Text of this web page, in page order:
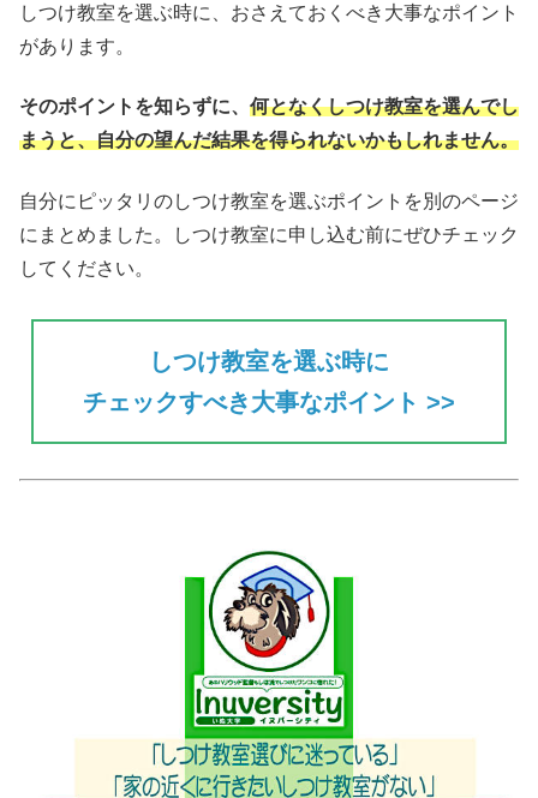
しつけ教室を選ぶ時に、おさえておくべき大事なポイント
があります。
そのポイントを知らずに、 何となくしつけ教室を選んでし
まうと、自分の望んだ結果を得られないかもしれません。
自分にピッタリのしつけ教室を選ぶポイントを別のページ
にまとめました。しつけ教室に申し込む前にぜひチェック
してください。
しつけ教室を選ぶ時に
チェックすべき大事なポイント >>